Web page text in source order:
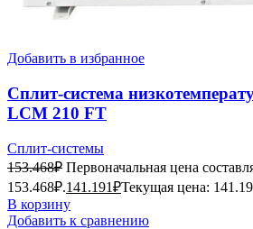
Добавить в избранное
Сплит-система
LCM 210 FT
Сплит-системы
153.468₽ Первоначальная цена
153.468₽.141.191₽Текущая цена:
В корзину
Добавить к сравнению